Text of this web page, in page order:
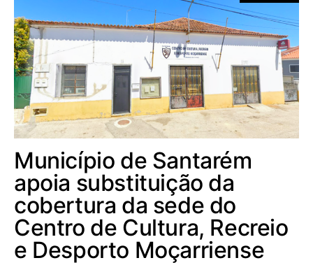
Município de Santarém
apoia substituição da
cobertura da sede do
Centro de Cultura, Recreio
e Desporto Moçarriense